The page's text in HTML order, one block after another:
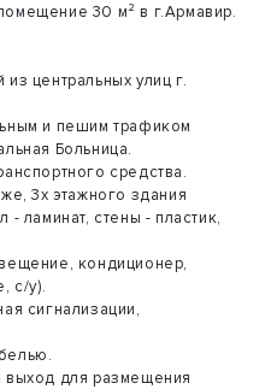
30 м² в г.Армавир.
центральных улиц г.
и пешим трафиком
Больница.
средства.
3х этажного здания
ламинат, стены - пластик,
кондиционер,
с/у).
сигнализации,
выход для размещения